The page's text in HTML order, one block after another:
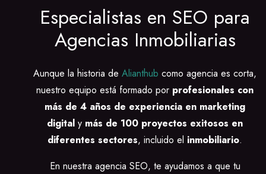
Especialistas en SEO para
Agencias Inmobiliarias
Aunque la historia de Alianthub como agencia es corta,
nuestro equipo está formado por profesionales con
más de 4 años de experiencia en marketing
digital y más de 100 proyectos exitosos en
diferentes sectores, incluido el inmobiliario.
En nuestra agencia SEO, te ayudamos a que tu